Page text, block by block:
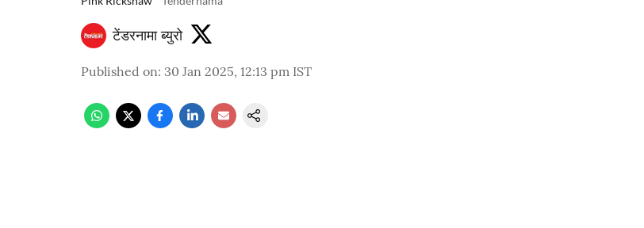
टेंडरनामा ब्युरो
Published on: 30 Jan 2025, 12:13 pm IST